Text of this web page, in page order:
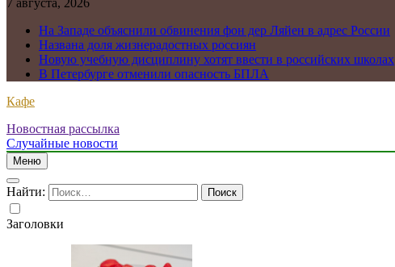
7 августа, 2026
На Западе объяснили обвинения фон дер Ляйен в адрес России
Названа доля жизнерадостных россиян
Новую учебную дисциплину хотят ввести в российских школах
В Петербурге отменили опасность БПЛА
Кафе
Новостная рассылка
Случайные новости
Меню
Найти:
Заголовки